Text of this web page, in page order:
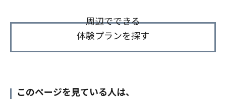
周辺でできる
体験プランを探す
このページを見ている人は、